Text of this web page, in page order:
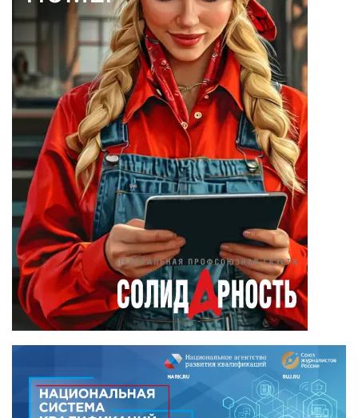
(23)
Вадим Барабанов
(18)
Дмитрий Чуйков
(18)
Камиль Айсин (18)
Александр
Запесоцкий(16)
Александр
Боданин(15)
Алена Беллис(15)
Александр
Илларионов(14)
Илья Косенков(13)